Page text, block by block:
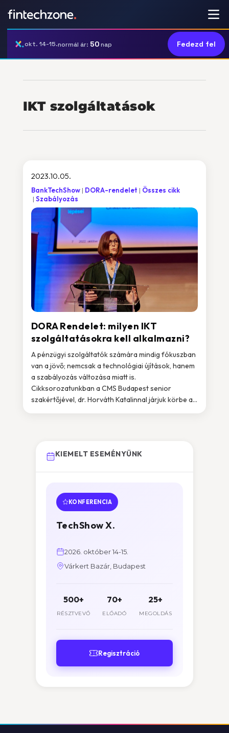
okt. 14-15.normál ár: 50nap Fedezd fel
IKT szolgáltatások
DORA Rendelet: milyen IKT
szolgáltatásokra kell alkalmazni?
2023.10.05.
BankTechShow DORA-rendelet
Összes cikk
Szabályozás
A pénzügyi szolgáltatók számára mindig fókuszban
van a jövő; nemcsak a technológiai újítások, hanem
a szabályozás változása miatt is.
Cikksorozatunkban a CMS Budapest senior
szakértőjével, dr. Horváth Katalinnal járjuk körbe a...
KIEMELT ESEMÉNYÜNK
KONFERENCIA
TechShow X.
2026. október 14-15.
Várkert Bazár, Budapest
500+
RÉSZTVEVŐ
70+
ELŐADÓ
25+
MEGOLDÁS
Regisztráció